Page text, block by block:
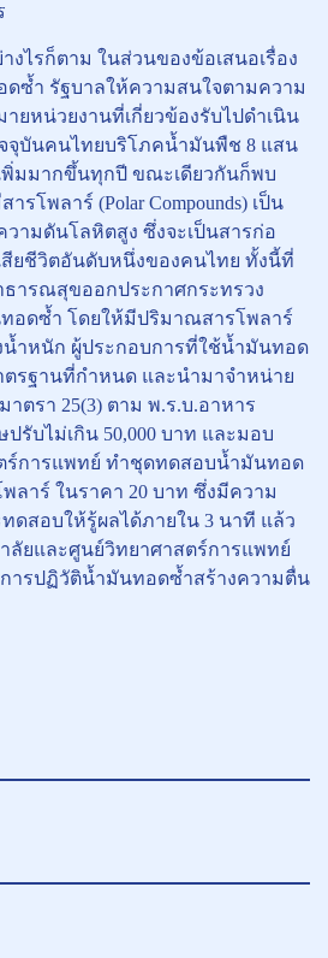
ไรก็ตาม ในส่วนของข้อเสนอเรื่อง
ซ้ำ รัฐบาลให้ความสนใจตามความ
ยหน่วยงานที่เกี่ยวข้องรับไปดำเนิน
จุบันคนไทยบริโภคน้ำมันพืช 8 แสน
มมากขึ้นทุกปี ขณะเดียวกันก็พบ
รโพลาร์ (Polar Compounds) เป็น
วามดันโลหิตสูง ซึ่งจะเป็นสารก่อ
สียชีวิตอันดับหนึ่งของคนไทย ทั้งนี้ที่
ารณสุขออกประกาศกระทรวง
อดซ้ำ โดยให้มีปริมาณสารโพลาร์
น้ำหนัก ผู้ประกอบการที่ใช้น้ำมันทอด
รฐานที่กำหนด และนำมาจำหน่าย
ตรา 25(3) ตาม พ.ร.บ.อาหาร
ปรับไม่เกิน 50,000 บาท และมอบ
ร์การแพทย์ ทำชุดทดสอบน้ำมันทอด
ลาร์ ในราคา 20 บาท ซึ่งมีความ
ดสอบให้รู้ผลได้ภายใน 3 นาที แล้ว
ยและศูนย์วิทยาศาสตร์การแพทย์
ารปฏิวัติน้ำมันทอดซ้ำสร้างความตื่น